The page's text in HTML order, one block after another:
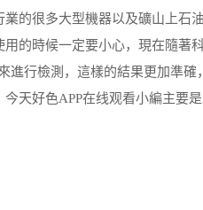
的很多大型機器以及礦山上石
的時候一定要小心，現在隨著
進行檢測，這樣的結果更加準確
天好色APP在线观看小編主要